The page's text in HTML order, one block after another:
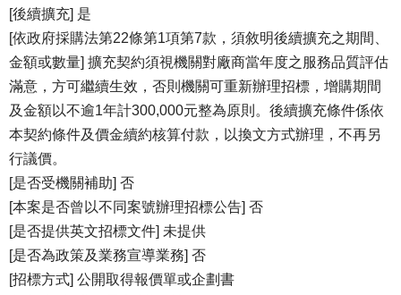
[後續擴充] 是
[依政府採購法第22條第1項第7款，須敘明後續擴充之期間、
金額或數量] 擴充契約須視機關對廠商當年度之服務品質評估
滿意，方可繼續生效，否則機關可重新辦理招標，增購期間
及金額以不逾1年計300,000元整為原則。後續擴充條件係依
本契約條件及價金續約核算付款，以換文方式辦理，不再另
行議價。
[是否受機關補助] 否
[本案是否曾以不同案號辦理招標公告] 否
[是否提供英文招標文件] 未提供
[是否為政策及業務宣導業務] 否
[招標方式] 公開取得報價單或企劃書